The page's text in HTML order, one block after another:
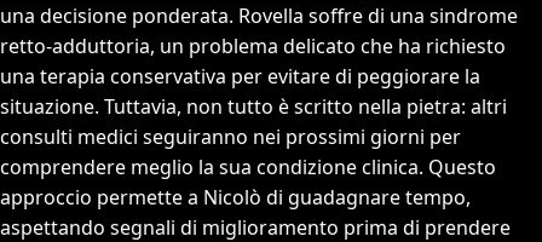
una decisione ponderata. Rovella soffre di una sindrome
retto-adduttoria, un problema delicato che ha richiesto
una terapia conservativa per evitare di peggiorare la
situazione. Tuttavia, non tutto è scritto nella pietra: altri
consulti medici seguiranno nei prossimi giorni per
comprendere meglio la sua condizione clinica. Questo
approccio permette a Nicolò di guadagnare tempo,
aspettando segnali di miglioramento prima di prendere